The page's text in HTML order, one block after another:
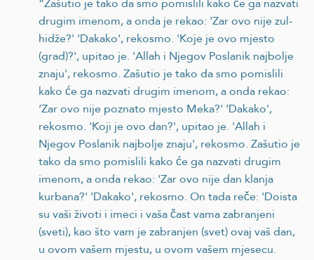
drugim imenom, a onda je rekao: 'Zar ovo nije zul-
hidže?' 'Dakako', rekosmo. 'Koje je ovo mjesto
(grad)?', upitao je. 'Allah i Njegov Poslanik najbolje
znaju', rekosmo. Zašutio je tako da smo pomislili
kako će ga nazvati drugim imenom, a onda rekao:
‘Zar ovo nije poznato mjesto Meka?' 'Dakako',
rekosmo. 'Koji je ovo dan?', upitao je. 'Allah i
Njegov Poslanik najbolje znaju', rekosmo. Zašutio je
tako da smo pomislili kako će ga nazvati drugim
imenom, a onda rekao: 'Zar ovo nije dan klanja
kurbana?' 'Dakako', rekosmo. On tada reče: 'Doista
su vaši životi i imeci i vaša čast vama zabranjeni
(sveti), kao što vam je zabranjen (svet) ovaj vaš dan,
u ovom vašem mjestu, u ovom vašem mjesecu.